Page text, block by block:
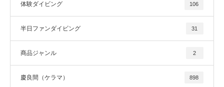
体験ダイビング 106
半日ファンダイビング 31
商品ジャンル 2
慶良間（ケラマ） 898